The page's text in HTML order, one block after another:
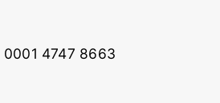
4747 8663